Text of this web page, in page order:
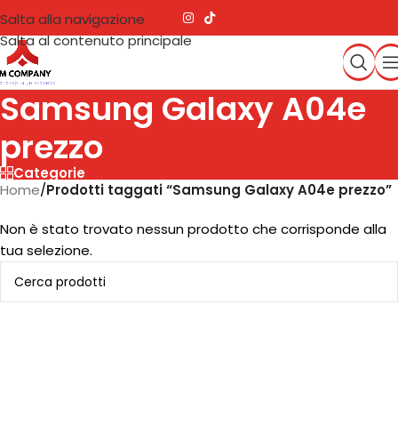
Salta alla navigazione
Salta al contenuto principale
Samsung Galaxy A04e
prezzo
Categorie
Home/Prodotti taggati “Samsung Galaxy A04e prezzo”
Non è stato trovato nessun prodotto che corrisponde alla
tua selezione.